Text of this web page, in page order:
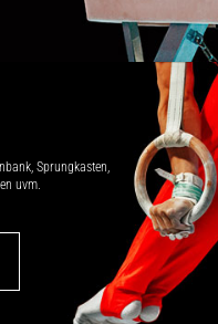
Sprung­kasten,
uvm.